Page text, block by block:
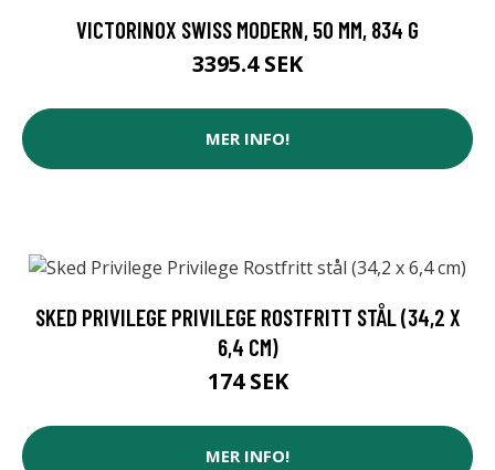
VICTORINOX SWISS MODERN, 50 MM, 834 G
3395.4 SEK
MER INFO!
SKED PRIVILEGE PRIVILEGE ROSTFRITT STÅL (34,2 X
6,4 CM)
174 SEK
MER INFO!